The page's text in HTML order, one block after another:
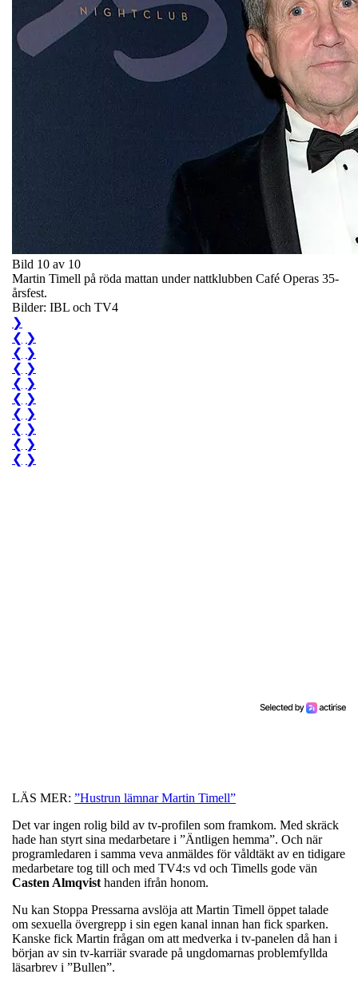
Bild 10 av 10
Martin Timell på röda mattan under nattklubben Café Operas 35-
årsfest.
Bilder: IBL och TV4
❯
❮ ❯
❮ ❯
❮ ❯
❮ ❯
❮ ❯
❮ ❯
❮ ❯
❮ ❯
❮ ❯
LÄS MER: ”Hustrun lämnar Martin Timell”
Det var ingen rolig bild av tv-profilen som framkom. Med skräck
hade han styrt sina medarbetare i ”Äntligen hemma”. Och när
programledaren i samma veva anmäldes för våldtäkt av en tidigare
medarbetare tog till och med TV4:s vd och Timells gode vän
Casten Almqvist handen ifrån honom.
Nu kan Stoppa Pressarna avslöja att Martin Timell öppet talade
om sexuella övergrepp i sin egen kanal innan han fick sparken.
Kanske fick Martin frågan om att medverka i tv-panelen då han i
början av sin tv-karriär svarade på ungdomarnas problemfyllda
läsarbrev i ”Bullen”.